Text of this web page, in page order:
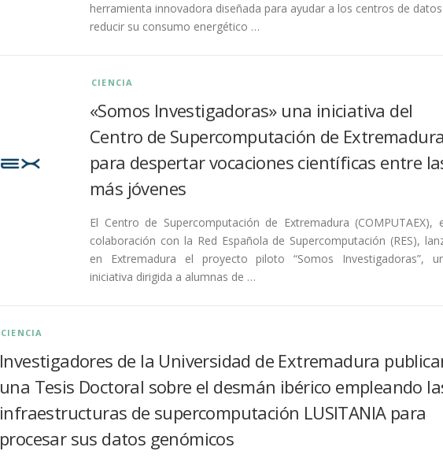
herramienta innovadora diseñada para ayudar a los centros de
reducir su consumo energético …
CIENCIA
«Somos Investigadoras» una iniciativa del
Centro de Supercomputación de Extremadura
para despertar vocaciones científicas entre
más jóvenes
El Centro de Supercomputación de Extremadura (COMPUTAEX),
colaboración con la Red Española de Supercomputación (RES),
en Extremadura el proyecto piloto “Somos Investigadoras”,
iniciativa dirigida a alumnas de …
CIENCIA
Investigadores de la Universidad de Extremadura
una Tesis Doctoral sobre el desmán ibérico empleando
infraestructuras de supercomputación LUSITANIA para
procesar sus datos genómicos